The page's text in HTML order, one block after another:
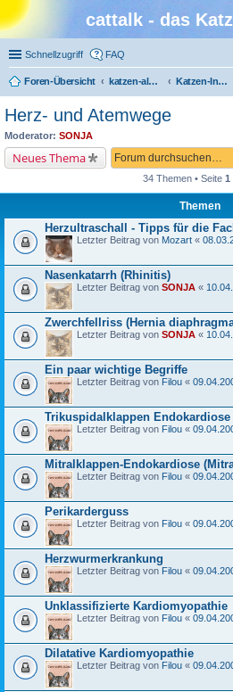
cattalk - das
Schnellzugriff FAQ
Foren-Übersicht katzen-album.de Katzen-Infothek
Herz- und Atemwege
Moderator: SONJA
Neues Thema
34 Themen • Seite 1
Themen
Herzultraschall - Tipps für die
Letzter Beitrag von Mozart «
Nasenkatarrh (Rhinitis)
Letzter Beitrag von SONJA «
Zwerchfellriss (Hernia
Letzter Beitrag von SONJA «
Ein paar wichtige Begriffe
Letzter Beitrag von Filou «
Trikuspidalklappen Endokardiose
Letzter Beitrag von Filou «
Mitralklappen-Endokardiose
Letzter Beitrag von Filou «
Perikarderguss
Letzter Beitrag von Filou «
Herzwurmerkrankung
Letzter Beitrag von Filou «
Unklassifizierte Kardiomyopathie
Letzter Beitrag von Filou «
Dilatative Kardiomyopathie
Letzter Beitrag von Filou «